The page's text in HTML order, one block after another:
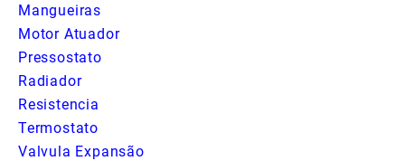
Mangueiras
Motor Atuador
Pressostato
Radiador
Resistencia
Termostato
Valvula Expansão